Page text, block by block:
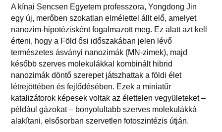
A kínai Sencsen Egyetem professzora, Yongdong Jin
egy új, merőben szokatlan elmélettel állt elő, amelyet
nanozim-hipotézisként fogalmazott meg. Ez alatt azt kell
érteni, hogy a Föld ősi időszakában jelen lévő
természetes ásványi nanozimák (MN-zimek), majd
később szerves molekulákkal kombinált hibrid
nanozimák döntő szerepet játszhattak a földi élet
létrejöttében és fejlődésében. Ezek a miniatűr
katalizátorok képesek voltak az élettelen vegyületeket –
például gázokat – bonyolultabb szerves molekulákká
alakítani, elsősorban szervetlen fotoszintézis útján.